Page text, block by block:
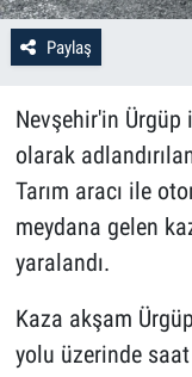
Paylaş
Nevşehir'in Ürgüp
olarak
Tarım aracı ile
meydana gelen
yaralandı.
Kaza akşam
yolu üzerinde